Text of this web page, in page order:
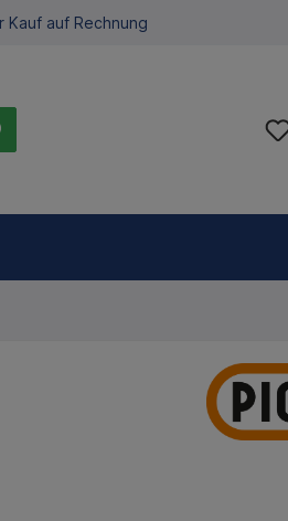
Kauf auf Rechnung